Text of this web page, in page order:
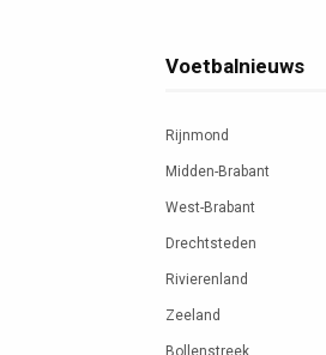
Voetbalnieuws
Rijnmond
Midden-Brabant
West-Brabant
Drechtsteden
Rivierenland
Zeeland
Bollenstreek